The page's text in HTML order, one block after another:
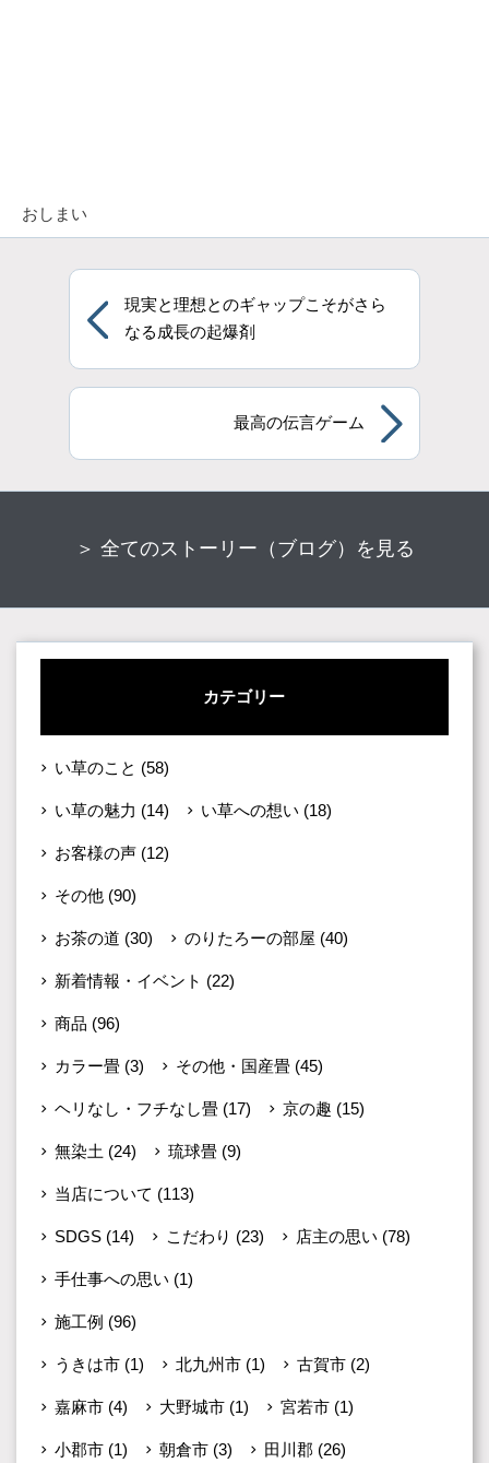
おしまい
現実と理想とのギャップこそがさら
なる成長の起爆剤
最高の伝言ゲーム
＞ 全てのストーリー（ブログ）を見る
カテゴリー
い草のこと (58)
い草の魅力 (14) い草への想い (18)
お客様の声 (12)
その他 (90)
お茶の道 (30) のりたろーの部屋 (40)
新着情報・イベント (22)
商品 (96)
カラー畳 (3) その他・国産畳 (45)
ヘリなし・フチなし畳 (17) 京の趣 (15)
無染土 (24) 琉球畳 (9)
当店について (113)
SDGS (14) こだわり (23) 店主の思い (78)
手仕事への思い (1)
施工例 (96)
うきは市 (1) 北九州市 (1) 古賀市 (2)
嘉麻市 (4) 大野城市 (1) 宮若市 (1)
小郡市 (1) 朝倉市 (3) 田川郡 (26)